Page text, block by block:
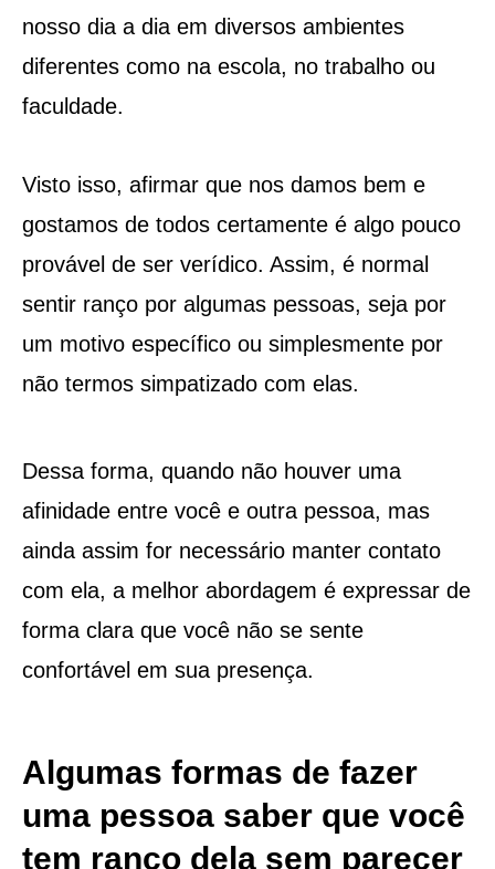
nosso dia a dia em diversos ambientes
diferentes como na escola, no trabalho ou
faculdade.
Visto isso, afirmar que nos damos bem e
gostamos de todos certamente é algo pouco
provável de ser verídico. Assim, é normal
sentir ranço por algumas pessoas, seja por
um motivo específico ou simplesmente por
não termos simpatizado com elas.
Dessa forma, quando não houver uma
afinidade entre você e outra pessoa, mas
ainda assim for necessário manter contato
com ela, a melhor abordagem é expressar de
forma clara que você não se sente
confortável em sua presença.
Algumas formas de fazer
uma pessoa saber que você
tem ranço dela sem parecer